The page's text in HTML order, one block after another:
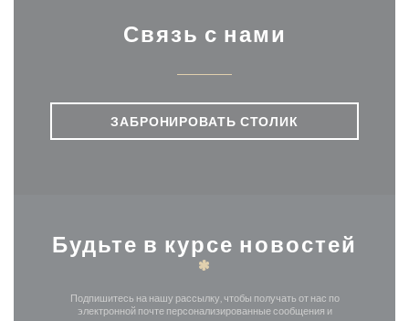
Связь с нами
ЗАБРОНИРОВАТЬ СТОЛИК
Будьте в курсе новостей
*
Подпишитесь на нашу рассылку, чтобы получать от нас по
электронной почте персонализированные сообщения и